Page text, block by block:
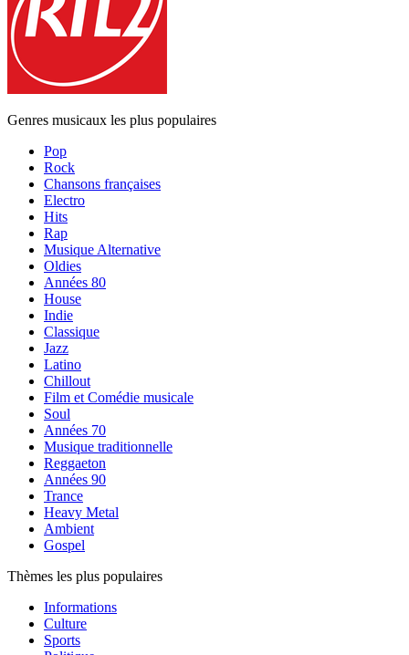
Genres musicaux les plus populaires
Pop
Rock
Chansons françaises
Electro
Hits
Rap
Musique Alternative
Oldies
Années 80
House
Indie
Classique
Jazz
Latino
Chillout
Film et Comédie musicale
Soul
Années 70
Musique traditionnelle
Reggaeton
Années 90
Trance
Heavy Metal
Ambient
Gospel
Thèmes les plus populaires
Informations
Culture
Sports